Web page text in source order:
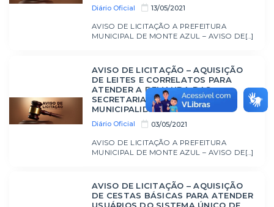
Diário Oficial 13/05/2021
AVISO DE LICITAÇÃO A PREFEITURA
MUNICIPAL DE MONTE AZUL – AVISO DE[...]
Diário Oficial 03/05/2021
AVISO DE LICITAÇÃO – AQUISIÇÃO
DE LEITES E CORRELATOS PARA
ATENDER A DEMANDA DAS
SECRETARIAS DESTA
MUNICIPALIDADE
AVISO DE LICITAÇÃO A PREFEITURA
MUNICIPAL DE MONTE AZUL – AVISO DE[...]
AVISO DE LICITAÇÃO – AQUISIÇÃO
DE CESTAS BÁSICAS PARA ATENDER